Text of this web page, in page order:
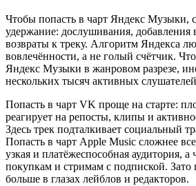
Чтобы попасть в чарт Яндекс Музыки,
удержание: дослушивания, добавления
возвраты к треку. Алгоритм Яндекса
вовлечённости, а не голый счётчик.
Яндекс Музыки в жанровом разрезе,
нескольких тысяч активных
Попасть в чарт VK проще на старте:
реагирует на репосты, клипы и
Здесь трек подталкивает социальный
Попасть в чарт Apple Music сложнее
узкая и платёжеспособная аудитория,
покупкам и стримам с подпиской. Зато
больше в глазах лейблов и редакторов.